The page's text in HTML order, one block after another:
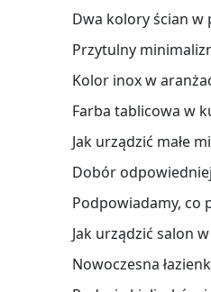
Dwa kolory ścian w
Przytulny
Kolor inox w
Farba tablicowa w
Jak urządzić małe
Dobór
Podpowiadamy, co
Jak urządzić salon
Nowoczesna